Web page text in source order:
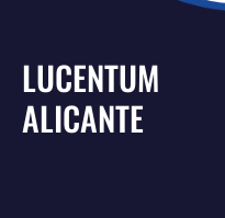
LUCENTUM
ALICANTE